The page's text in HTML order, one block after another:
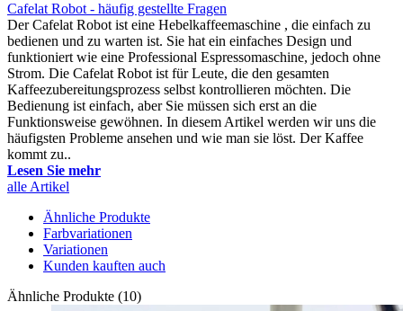
Cafelat Robot - häufig gestellte Fragen
Der Cafelat Robot ist eine Hebelkaffeemaschine , die einfach zu
bedienen und zu warten ist. Sie hat ein einfaches Design und
funktioniert wie eine Professional Espressomaschine, jedoch ohne
Strom. Die Cafelat Robot ist für Leute, die den gesamten
Kaffeezubereitungsprozess selbst kontrollieren möchten. Die
Bedienung ist einfach, aber Sie müssen sich erst an die
Funktionsweise gewöhnen. In diesem Artikel werden wir uns die
häufigsten Probleme ansehen und wie man sie löst. Der Kaffee
kommt zu..
Lesen Sie mehr
alle Artikel
Ähnliche Produkte
Farbvariationen
Variationen
Kunden kauften auch
Ähnliche Produkte (10)